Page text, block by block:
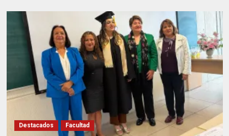
Destacados Facultad